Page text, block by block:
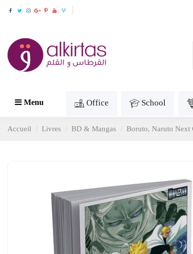
Menu Office School
Accueil Livres BD & Mangas Boruto, Naruto Next